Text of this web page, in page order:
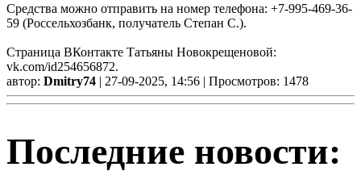
Средства можно отправить на номер телефона: +7-995-469-36-
59 (Россельхозбанк, получатель Степан С.).
Страница ВКонтакте Татьяны Новокрещеновой:
vk.com/id254656872.
автор: Dmitry74 | 27-09-2025, 14:56 | Просмотров: 1478
Последние новости: